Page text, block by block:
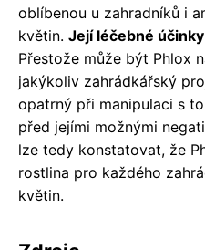
oblíbenou u zahradníků i
květin. Její léčebné
Přestože může být Phlox
jakýkoliv zahrádkářský
opatrný při manipulaci s
před jejími možnými
lze tedy konstatovat, že
rostlina pro každého
květin.